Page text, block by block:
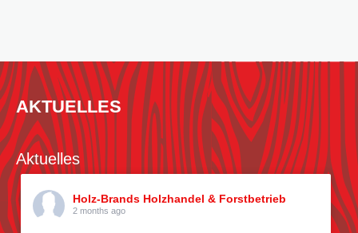
AKTUELLES
Aktuelles
Holz-Brands Holzhandel & Forstbetrieb
2 months ago